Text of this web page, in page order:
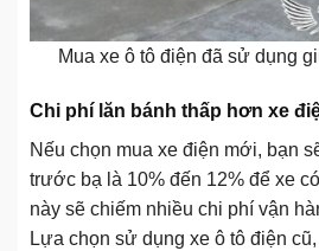
Mua xe ô tô điện đã sử dụng
Chi phí lăn bánh thấp hơn xe
Nếu chọn mua xe điện mới, bạn
trước bạ là 10% đến 12% để xe
này sẽ chiếm nhiều chi phí vận
Lựa chọn sử dụng xe ô tô điện